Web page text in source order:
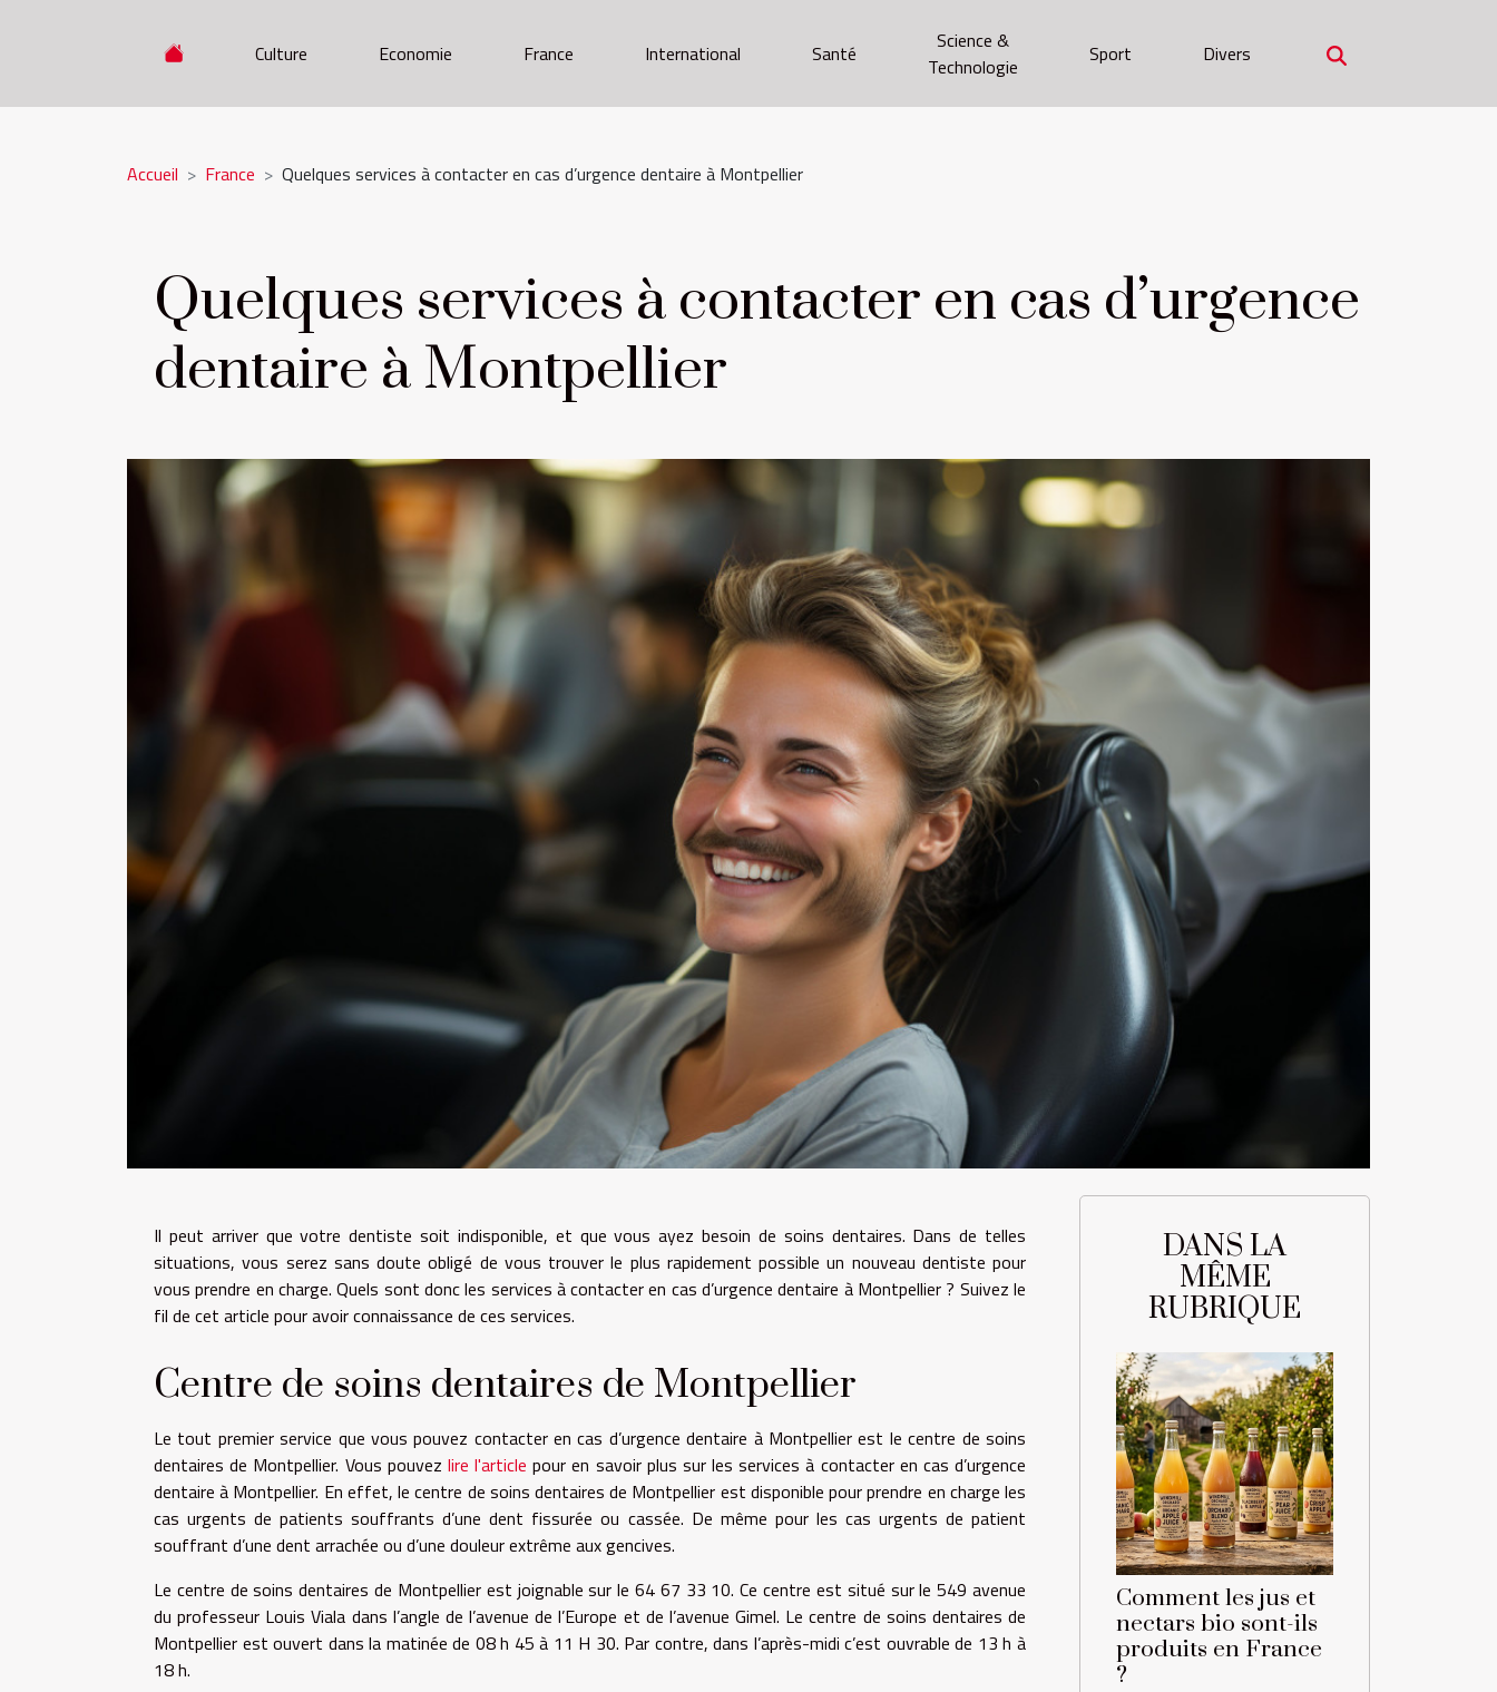
Culture Economie France International Santé
Science &
Technologie
Sport Divers
Accueil France Quelques services à contacter en cas d’urgence dentaire à Montpellier
Quelques services à contacter en cas d’urgence
dentaire à Montpellier
Il peut arriver que votre dentiste soit indisponible, et quevous ayez besoin de soins dentaires. Dans de telles
situations, vous serez sans doute obligé de vous trouver le plus rapidement possible un nouveau dentiste pour
vous prendre en charge. Quels sont donc les services à contacter en cas d’urgence dentaire à Montpellier ? Suivez le
fil de cet article pour avoir connaissance de ces services.
Centre de soins dentaires de Montpellier
Le tout premier service que vous pouvez contacter en cas d’urgence dentaire à Montpellier est le centre de soins
dentaires de Montpellier. Vous pouvez lire l'article pour en savoir plus sur les services à contacter en cas d’urgence
dentaire à Montpellier. En effet, le centre de soins dentaires de Montpellier est disponible pour prendre en charge les
cas urgents de patients souffrants d’une dent fissurée ou cassée. De même pour les cas urgents de patient
souffrant d’une dent arrachée ou d’une douleur extrême aux gencives.
Le centre de soins dentaires de Montpellier est joignable sur le 64 67 33 10. Ce centre est situé sur le 549 avenue
du professeur Louis Viala dans l’angle de l’avenue de l’Europe et de l’avenue Gimel. Le centre de soins dentaires de
Montpellier est ouvert dans la matinée de 08 h 45 à 11 H 30. Par contre, dans l’après-midi c’est ouvrable de 13 h à
18 h.
DANS LA
MÊME
RUBRIQUE
Comment les jus et
nectars bio sont-ils
produits en France
?